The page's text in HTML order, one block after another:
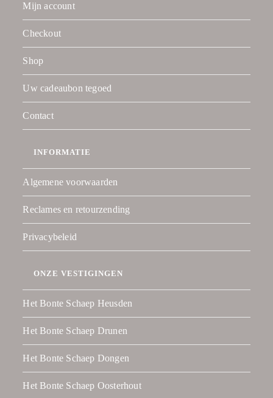
Mijn account
Checkout
Shop
Uw cadeaubon tegoed
Contact
INFORMATIE
Algemene voorwaarden
Reclames en retourzending
Privacybeleid
ONZE VESTIGINGEN
Het Bonte Schaep Heusden
Het Bonte Schaep Drunen
Het Bonte Schaep Dongen
Het Bonte Schaep Oosterhout